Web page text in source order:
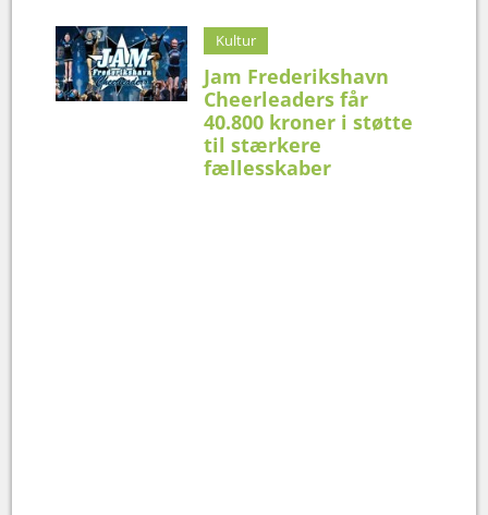
Kultur
Jam Frederikshavn
Cheerleaders får
40.800 kroner i støtte
til stærkere
fællesskaber